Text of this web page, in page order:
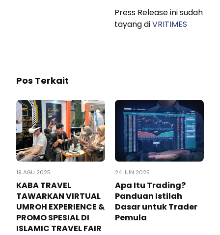
Press Release ini sudah
tayang diVRITIMES
Pos Terkait
19 AGU 2025
KABA TRAVEL
TAWARKAN VIRTUAL
UMROH EXPERIENCE &
PROMO SPESIAL DI
ISLAMIC TRAVEL FAIR
24 JUN 2025
Apa Itu Trading?
Panduan Istilah
Dasar untuk Trader
Pemula